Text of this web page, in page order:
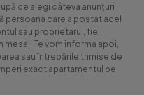
ce alegi câteva anunțuri
care a postat acel
sau proprietarul, fie
Te vom informa apoi,
sau întrebările trimise de
exact apartamentul pe